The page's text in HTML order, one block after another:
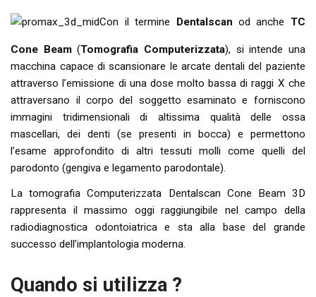
Con il termine Dentalscan od anche TC
Cone Beam(Tomografia Computerizzata), si intende una
macchina capace di scansionare le arcate dentali del paziente
attraverso l’emissione di una dose molto bassa di raggi X che
attraversano il corpo del soggetto esaminato e forniscono
immagini tridimensionali di altissima qualità delle ossa
mascellari, dei denti (se presenti in bocca) e permettono
l’esame approfondito di altri tessuti molli come quelli del
parodonto (gengiva e legamento parodontale).
La tomografia Computerizzata Dentalscan Cone Beam 3D
rappresenta il massimo oggi raggiungibile nel campo della
radiodiagnostica odontoiatrica e sta alla base del grande
successo dell’implantologia moderna.
Quando si utilizza ?